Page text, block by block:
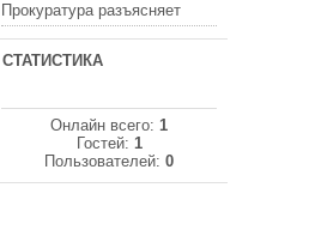
Прокуратура разъясняет
СТАТИСТИКА
Онлайн всего: 1
Гостей: 1
Пользователей: 0